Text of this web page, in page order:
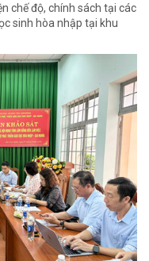
chế độ, chính sách tại các
sinh hòa nhập tại khu